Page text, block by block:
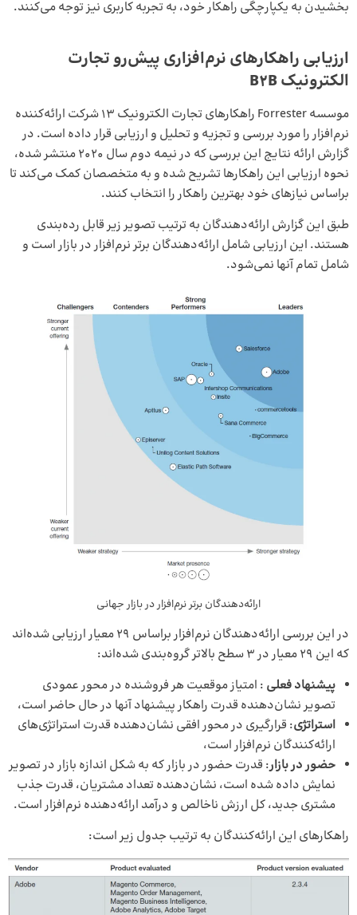
بخشیدن به یکپارچگی راهکار خود، به تجربه کاربری نیز توجه می‌کنند.
ارزیابی راهکارهای نرم‌افزاری پیش‌رو تجارت
الکترونیک B2B
موسسه Forrester راهکارهای تجارت الکترونیک 13 شرکت ارائه‌کننده
نرم‌افزار را مورد بررسی و تجزیه و تحلیل و ارزیابی قرار داده است. در
گزارش ارائه نتایج این بررسی که در نیمه دوم سال 2020 منتشر شده،
نحوه ارزیابی این راهکارها تشریح شده و به متخصصان کمک می‌کند تا
براساس نیازهای خود بهترین راهکار را انتخاب کنند.
طبق این گزارش ارائه‌دهندگان به ترتیب تصویر زیر قابل رده‌بندی
هستند. این ارزیابی شامل ارائه‌دهندگان برتر نرم‌افزار در بازار است و
شامل تمام آنها نمی‌شود.
ارائه‌دهندگان برتر نرم‌افزار در بازار جهانی
در این بررسی ارائه‌دهندگان نرم‌افزار براساس 29 معیار ارزیابی شده‌اند
که این 29 معیار در 3 سطح بالاتر گروه‌بندی شده‌اند:
پیشنهاد فعلی : امتیاز موقعیت هر فروشنده در محور عمودی
تصویر نشان‌دهنده قدرت راهکار پیشنهاد آنها در حال حاضر است،
استراتژی: قرارگیری در محور افقی نشان‌دهنده قدرت استراتژی‌های
ارائه‌کنندگان نرم‌افزار است،
حضور در بازار: قدرت حضور در بازار که به شکل اندازه بازار در تصویر
نمایش داده شده است، نشان‌دهنده تعداد مشتریان، قدرت جذب
مشتری جدید، کل ارزش ناخالص و درآمد ارائه‌دهنده نرم‌افزار است.
راهکارهای این ارائه‌کنندگان به ترتیب جدول زیر است: